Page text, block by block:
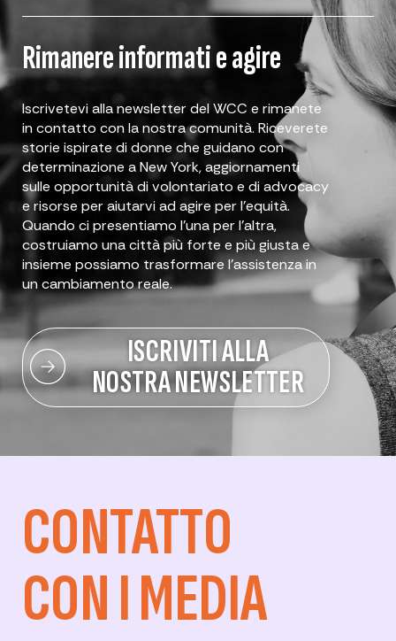
Rimanere informati e agire
Iscrivetevi alla newsletter del WCC e rimanete
in contatto con la nostra comunità. Riceverete
storie ispirate di donne che guidano con
determinazione a New York, aggiornamenti
sulle opportunità di volontariato e di advocacy
e risorse per aiutarvi ad agire per l'equità.
Quando ci presentiamo l'una per l'altra,
costruiamo una città più forte e più giusta e
insieme possiamo trasformare l'assistenza in
un cambiamento reale.
ISCRIVITI ALLA
NOSTRA NEWSLETTER
CONTATTO
CON I MEDIA